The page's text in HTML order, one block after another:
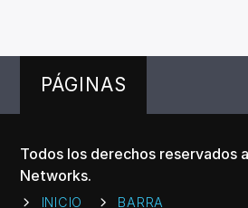
PÁGINAS
Todos los derechos reservados
Networks.
INICIO BARRA